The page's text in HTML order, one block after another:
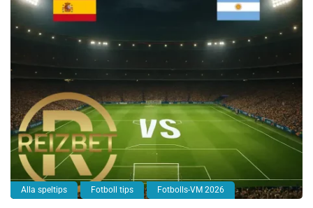
Alla speltips Fotboll tips Fotbolls-VM 2026